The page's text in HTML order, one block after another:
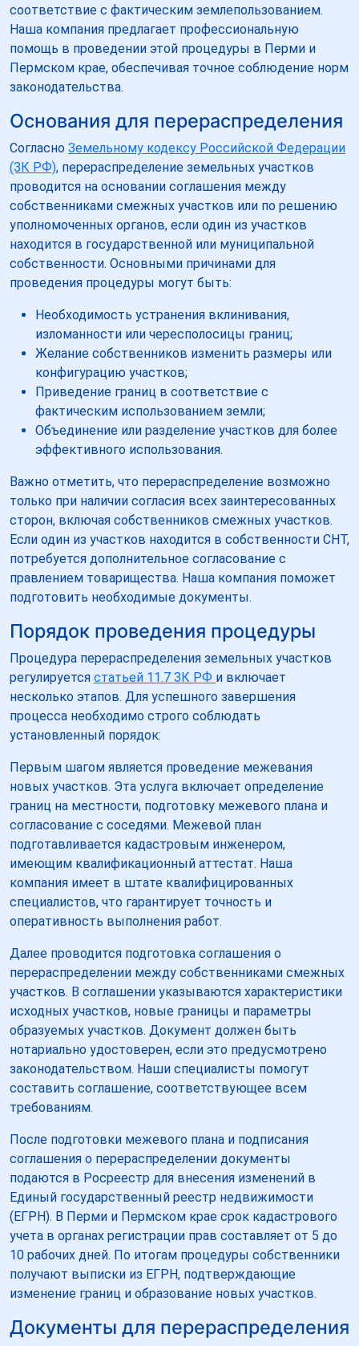
соответствие с фактическим землепользованием.
Наша компания предлагает профессиональную
помощь в проведении этой процедуры в Перми и
Пермском крае, обеспечивая точное соблюдение норм
законодательства.
Основания для перераспределения
Согласно Земельному кодексу Российской Федерации
(ЗК РФ), перераспределение земельных участков
проводится на основании соглашения между
собственниками смежных участков или по решению
уполномоченных органов, если один из участков
находится в государственной или муниципальной
собственности. Основными причинами для
проведения процедуры могут быть:
Необходимость устранения вклинивания,
изломанности или чересполосицы границ;
Желание собственников изменить размеры или
конфигурацию участков;
Приведение границ в соответствие с
фактическим использованием земли;
Объединение или разделение участков для более
эффективного использования.
Важно отметить, что перераспределение возможно
только при наличии согласия всех заинтересованных
сторон, включая собственников смежных участков.
Если один из участков находится в собственности СНТ,
потребуется дополнительное согласование с
правлением товарищества. Наша компания поможет
подготовить необходимые документы.
Порядок проведения процедуры
Процедура перераспределения земельных участков
регулируется статьей 11.7 ЗК РФ и включает
несколько этапов. Для успешного завершения
процесса необходимо строго соблюдать
установленный порядок:
Первым шагом является проведение межевания
новых участков. Эта услуга включает определение
границ на местности, подготовку межевого плана и
согласование с соседями. Межевой план
подготавливается кадастровым инженером,
имеющим квалификационный аттестат. Наша
компания имеет в штате квалифицированных
специалистов, что гарантирует точность и
оперативность выполнения работ.
Далее проводится подготовка соглашения о
перераспределении между собственниками смежных
участков. В соглашении указываются характеристики
исходных участков, новые границы и параметры
образуемых участков. Документ должен быть
нотариально удостоверен, если это предусмотрено
законодательством. Наши специалисты помогут
составить соглашение, соответствующее всем
требованиям.
После подготовки межевого плана и подписания
соглашения о перераспределении документы
подаются в Росреестр для внесения изменений в
Единый государственный реестр недвижимости
(ЕГРН). В Перми и Пермском крае срок кадастрового
учета в органах регистрации прав составляет от 5 до
10 рабочих дней. По итогам процедуры собственники
получают выписки из ЕГРН, подтверждающие
изменение границ и образование новых участков.
Документы для перераспределения